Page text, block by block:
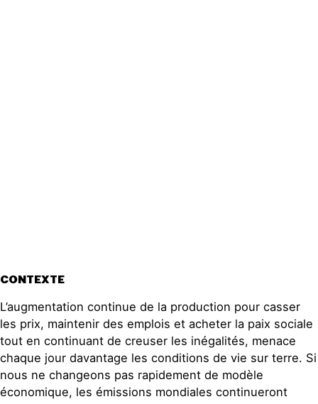
CONTEXTE
L’augmentation continue de la production pour casser
les prix, maintenir des emplois et acheter la paix sociale
tout en continuant de creuser les inégalités, menace
chaque jour davantage les conditions de vie sur terre. Si
nous ne changeons pas rapidement de modèle
économique, les émissions mondiales continueront